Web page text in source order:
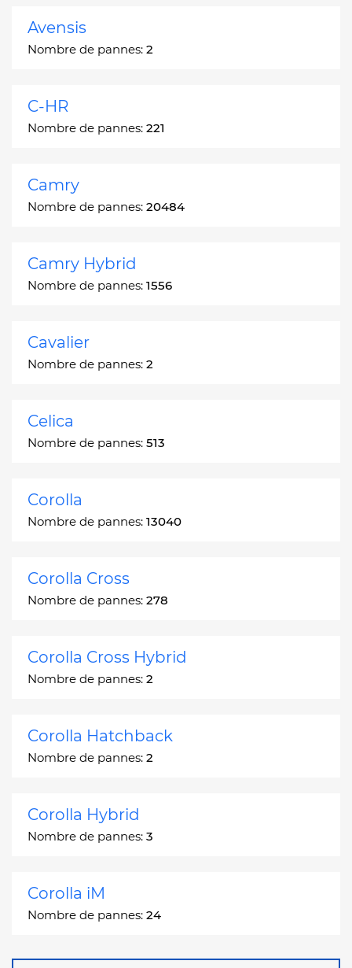
Avensis
Nombre de pannes: 2
C-HR
Nombre de pannes: 221
Camry
Nombre de pannes: 20484
Camry Hybrid
Nombre de pannes: 1556
Cavalier
Nombre de pannes: 2
Celica
Nombre de pannes: 513
Corolla
Nombre de pannes: 13040
Corolla Cross
Nombre de pannes: 278
Corolla Cross Hybrid
Nombre de pannes: 2
Corolla Hatchback
Nombre de pannes: 2
Corolla Hybrid
Nombre de pannes: 3
Corolla iM
Nombre de pannes: 24